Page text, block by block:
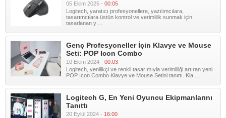
05 Ekim 2025 - 00:05
Logitech, yaratıcı profesyonellere, yazılımcılara,
tasarımcılara üstün kontrol ve verimlilik sunmak için
tasarlanan y ...
Genç Profesyoneller İçin Klavye ve Mouse
Seti: POP Icon Combo
10 Ekim 2024 - 00:03
Logitech, yenilikçi ve renkli tasarımıyla verimliliği artıran yeni
POP Icon Combo Klavye ve Mouse Setini tanıttı. Kla ...
Logitech G, En Yeni Oyuncu Ekipmanlarını
Tanıttı
20 Eylül 2024 - 16:00